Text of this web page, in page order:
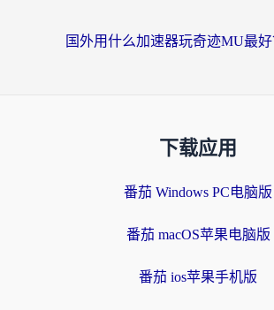
下载应用
番茄 Windows PC电脑版
番茄 macOS苹果电脑版
番茄 ios苹果手机版